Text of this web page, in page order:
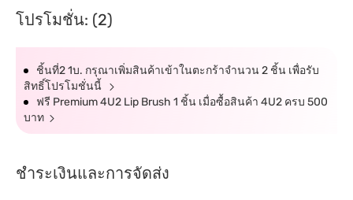
โปรโมชั่น: (2)
ชิ้นที่2 1บ. กรุณาเพิ่มสินค้าเข้าในตะกร้าจำนวน 2 ชิ้น เพื่อรับ
สิทธิ์โปรโมชั่นนี้
ฟรี Premium 4U2 Lip Brush 1 ชิ้น เมื่อซื้อสินค้า 4U2 ครบ 500
บาท
ชำระเงินและการจัดส่ง